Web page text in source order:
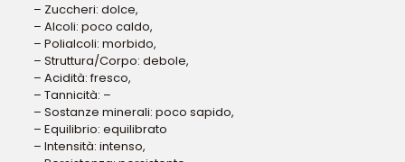
– Zuccheri: dolce,
– Alcoli: poco caldo,
– Polialcoli: morbido,
– Struttura/Corpo: debole,
– Acidità: fresco,
– Tannicità: –
– Sostanze minerali: poco sapido,
– Equilibrio: equilibrato
– Intensità: intenso,